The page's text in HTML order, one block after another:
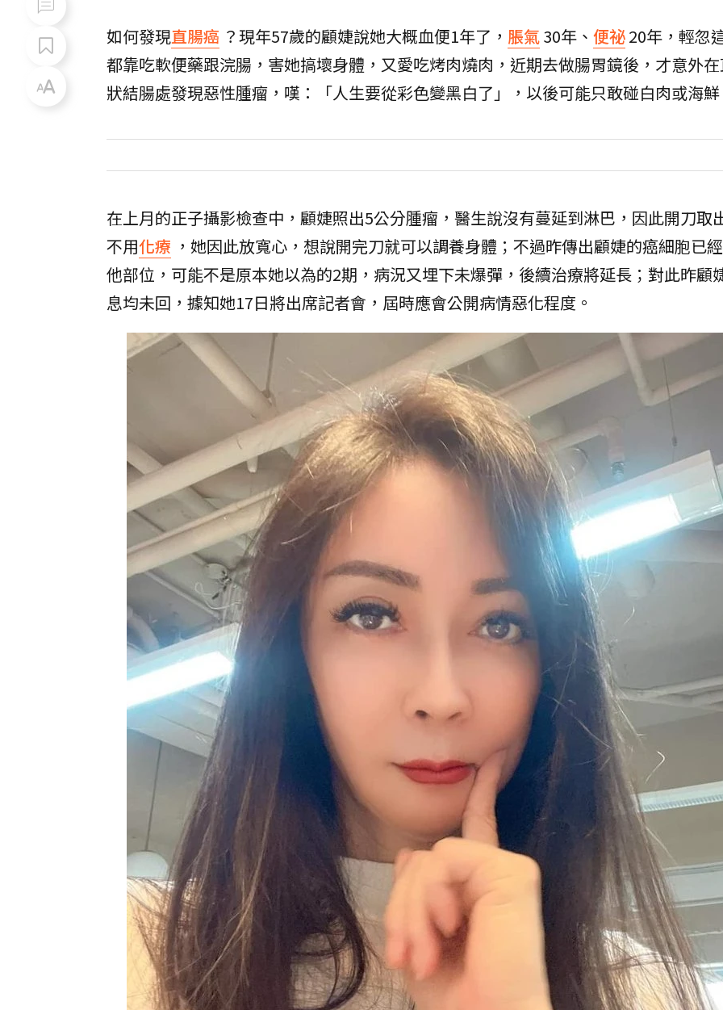
如何發現直腸癌 ？現年57歲的顧婕說她大概血便1年了， 脹氣30年、 便祕20年，輕忽
都靠吃軟便藥跟浣腸，害她搞壞身體，又愛吃烤肉燒肉，近期去做腸胃鏡後，才意外
狀結腸處發現惡性腫瘤，嘆：「人生要從彩色變黑白了」，以後可能只敢碰白肉或海
在上月的正子攝影檢查中，顧婕照出5公分腫瘤，醫生說沒有蔓延到淋巴，因此開刀取
不用化療 ，她因此放寬心，想說開完刀就可以調養身體；不過昨傳出顧婕的癌細胞已
他部位，可能不是原本她以為的2期，病況又埋下未爆彈，後續治療將延長；對此昨顧
息均未回，據知她17日將出席記者會，屆時應會公開病情惡化程度。